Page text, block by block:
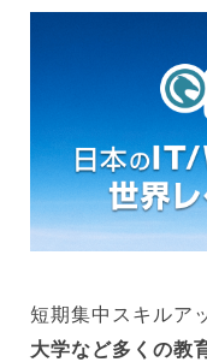
短期集中スキルア
大学など多くの教